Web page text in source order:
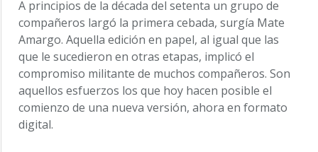
A principios de la década del setenta un grupo de
compañeros largó la primera cebada, surgía Mate
Amargo. Aquella edición en papel, al igual que las
que le sucedieron en otras etapas, implicó el
compromiso militante de muchos compañeros. Son
aquellos esfuerzos los que hoy hacen posible el
comienzo de una nueva versión, ahora en formato
digital.